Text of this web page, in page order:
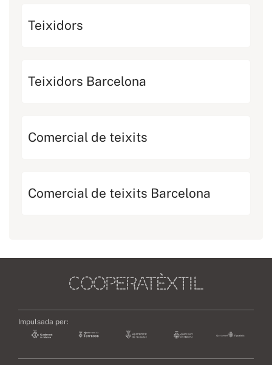
Teixidors
Teixidors Barcelona
Comercial de teixits
Comercial de teixits Barcelona
Impulsada per: